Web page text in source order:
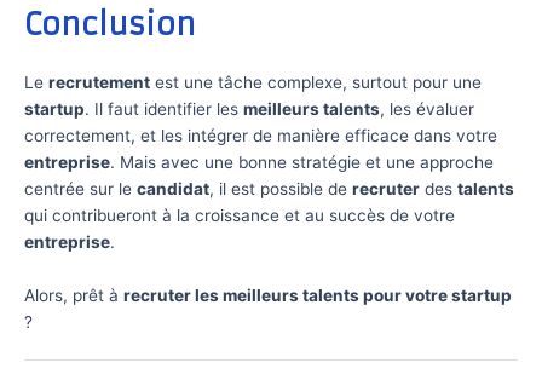
Conclusion
Le recrutement est une tâche complexe, surtout pour une
startup. Il faut identifier les meilleurs talents, les évaluer
correctement, et les intégrer de manière efficace dans votre
entreprise. Mais avec une bonne stratégie et une approche
centrée sur le candidat, il est possible de recruter des talents
qui contribueront à la croissance et au succès de votre
entreprise.
Alors, prêt à recruter les meilleurs talents pour votre startup
?